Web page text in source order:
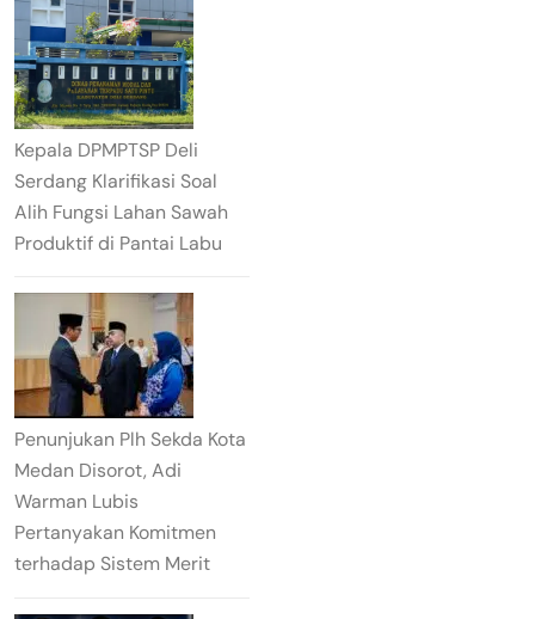
Kepala DPMPTSP Deli
Serdang Klarifikasi Soal
Alih Fungsi Lahan Sawah
Produktif di Pantai Labu
Penunjukan Plh Sekda Kota
Medan Disorot, Adi
Warman Lubis
Pertanyakan Komitmen
terhadap Sistem Merit